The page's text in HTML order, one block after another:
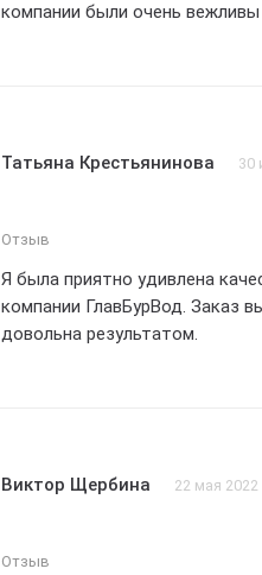
компании были очень
Татьяна Крестьянинова 30
Отзыв
Я была приятно удивлена
компании ГлавБурВод. Заказ
довольна результатом.
Виктор Щербина 22 мая 2022
Отзыв